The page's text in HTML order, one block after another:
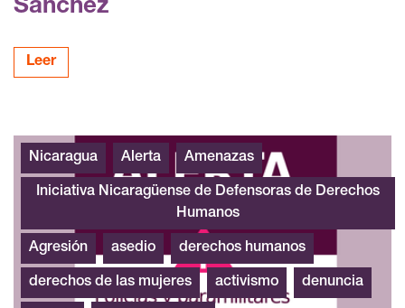
Sánchez
Leer
Nicaragua alerta urgente
Nicaragua Alerta Amenazas
Iniciativa Nicaragüense de Defensoras de Derechos
Humanos
Agresión asedio derechos humanos
derechos de las mujeres activismo denuncia